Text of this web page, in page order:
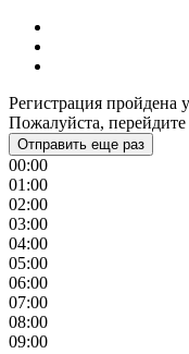
Регистрация пройдена
Пожалуйста,
Отправить еще раз
00:00
01:00
02:00
03:00
04:00
05:00
06:00
07:00
08:00
09:00